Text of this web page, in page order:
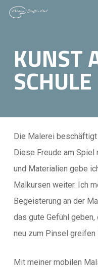
Skip
contentKUNST
SCHULE
Die Malerei
Diese Freude am Spiel
und Materialien gebe
Malkursen weiter. Ich
Begeisterung an der
das gute Gefühl
neu zum Pinsel greifen
Mit meiner mobilen